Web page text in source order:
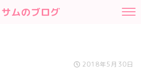
サムのブログ
2018年5月30日